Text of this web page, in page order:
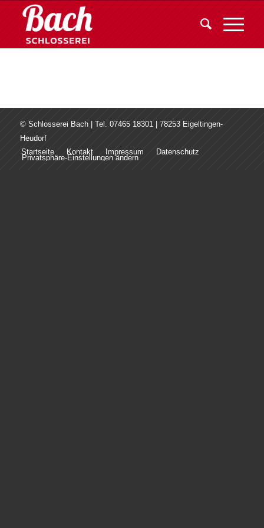
© Schlosserei Bach | Tel. 07465 18301 | 78253 Eigeltingen-
Heudorf
Startseite
Kontakt Impressum Datenschutz
Privatsphäre-Einstellungen ändern